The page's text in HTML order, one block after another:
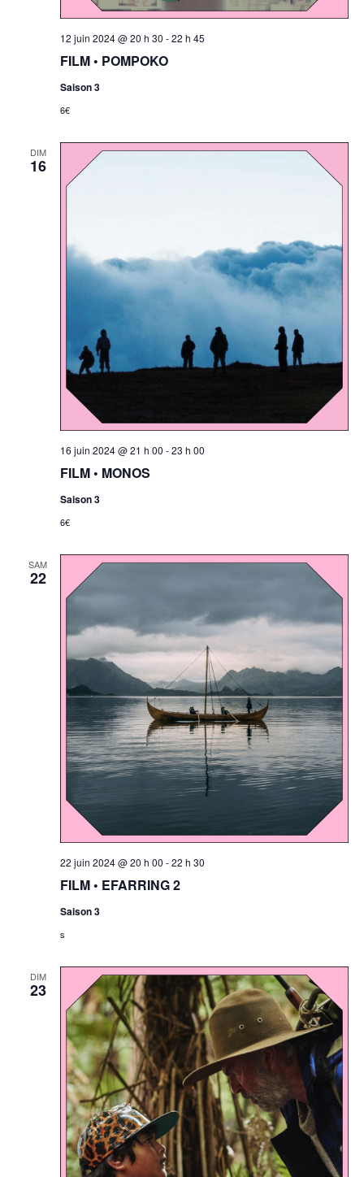
FILM • POMPOKO
12 juin 2024 @ 20 h 30 -22 h 45
Saison 3
6€
DIM
16
FILM • MONOS
16 juin 2024 @ 21 h 00 -23 h 00
Saison 3
6€
SAM
22
FILM • EFARRING 2
22 juin 2024 @ 20 h 00 -22 h 30
Saison 3
s
DIM
23